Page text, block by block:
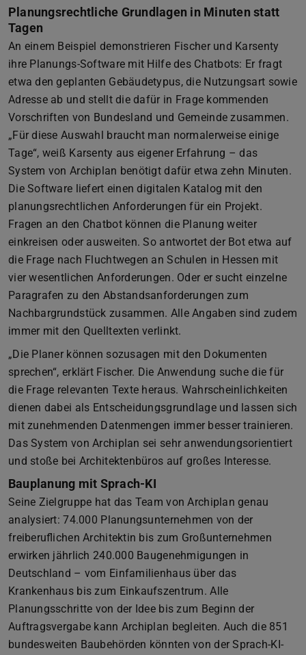
Planungsrechtliche Grundlagen in Minuten statt
Tagen
An einem Beispiel demonstrieren Fischer und Karsenty
ihre Planungs-Software mit Hilfe des Chatbots: Er fragt
etwa den geplanten Gebäudetypus, die Nutzungsart sowie
Adresse ab und stellt die dafür in Frage kommenden
Vorschriften von Bundesland und Gemeinde zusammen.
„Für diese Auswahl braucht man normalerweise einige
Tage“, weiß Karsenty aus eigener Erfahrung – das
System von Archiplan benötigt dafür etwa zehn Minuten.
Die Software liefert einen digitalen Katalog mit den
planungsrechtlichen Anforderungen für ein Projekt.
Fragen an den Chatbot können die Planung weiter
einkreisen oder ausweiten. So antwortet der Bot etwa auf
die Frage nach Fluchtwegen an Schulen in Hessen mit
vier wesentlichen Anforderungen. Oder er sucht einzelne
Paragrafen zu den Abstandsanforderungen zum
Nachbargrundstück zusammen. Alle Angaben sind zudem
immer mit den Quelltexten verlinkt.
„Die Planer können sozusagen mit den Dokumenten
sprechen“, erklärt Fischer. Die Anwendung suche die für
die Frage relevanten Texte heraus. Wahrscheinlichkeiten
dienen dabei als Entscheidungsgrundlage und lassen sich
mit zunehmenden Datenmengen immer besser trainieren.
Das System von Archiplan sei sehr anwendungsorientiert
und stoße bei Architektenbüros auf großes Interesse.
Bauplanung mit Sprach-KI
Seine Zielgruppe hat das Team von Archiplan genau
analysiert: 74.000 Planungsunternehmen von der
freiberuflichen Architektin bis zum Großunternehmen
erwirken jährlich 240.000 Baugenehmigungen in
Deutschland – vom Einfamilienhaus über das
Krankenhaus bis zum Einkaufszentrum. Alle
Planungsschritte von der Idee bis zum Beginn der
Auftragsvergabe kann Archiplan begleiten. Auch die 851
bundesweiten Baubehörden könnten von der Sprach-KI-